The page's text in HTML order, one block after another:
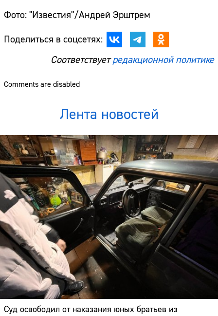
Фото: "Известия"/Андрей Эрштрем
Поделиться в соцсетях:
Соответствуетредакционной политике
Comments are disabled
Лента новостей
Суд освободил от наказания юных братьев из